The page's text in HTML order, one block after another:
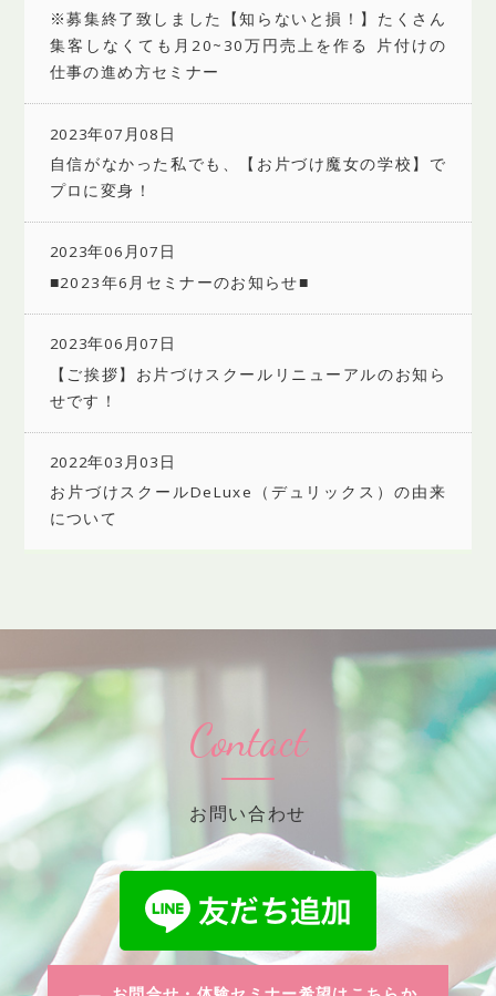
※募集終了致しました【知らないと損！】たくさん
集客しなくても月20~30万円売上を作る 片付けの
仕事の進め方セミナー
2023年07月08日
自信がなかった私でも、【お片づけ魔女の学校】で
プロに変身！
2023年06月07日
■2023年6月セミナーのお知らせ■
2023年06月07日
【ご挨拶】お片づけスクールリニューアルのお知ら
せです！
2022年03月03日
お片づけスクールDeLuxe（デュリックス）の由来
について
Contact
お問い合わせ